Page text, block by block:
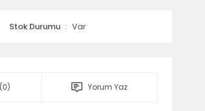
Stok Durumu Var
Yorum Yaz